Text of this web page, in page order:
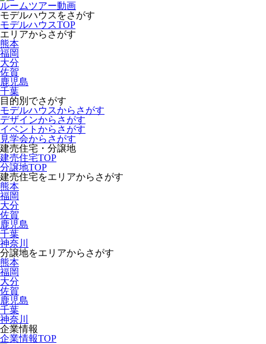
ルームツアー動画
モデルハウスをさがす
モデルハウスTOP
エリアからさがす
熊本
福岡
大分
佐賀
鹿児島
千葉
目的別でさがす
モデルハウスからさがす
デザインからさがす
イベントからさがす
見学会からさがす
建売住宅・分譲地
建売住宅TOP
分譲地TOP
建売住宅をエリアからさがす
熊本
福岡
大分
佐賀
鹿児島
千葉
神奈川
分譲地をエリアからさがす
熊本
福岡
大分
佐賀
鹿児島
千葉
神奈川
企業情報
企業情報TOP